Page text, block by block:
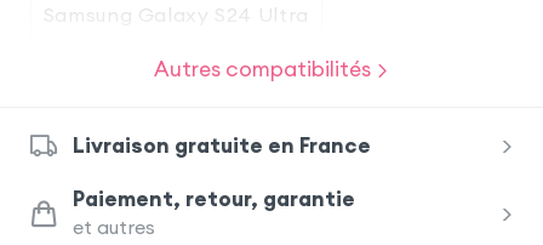
Samsung Galaxy S24 Ultra
Samsung Galaxy S25 FE
Samsung Galaxy A56
Samsung Galaxy A36
Autres compatibilités
Livraison gratuite en France
Paiement, retour, garantie
et autres